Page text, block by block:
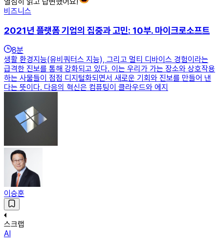
비즈니스
2021년 플랫폼 기업의 집중과 고민: 10부. 마이크로소프트
8분
생활 환경지능(유비쿼터스 지능), 그리고 멀티 디바이스 경험이라는
급격한 진보를 통해 강화되고 있다. 이는 우리가 가는 장소와 상호작용
하는 사물들이 점점 디지털화되면서 새로운 기회와 진보를 만들어 낸
다는 뜻이다. 다음의 혁신은 컴퓨팅이 클라우드와 에지
이승훈
스크랩
AI